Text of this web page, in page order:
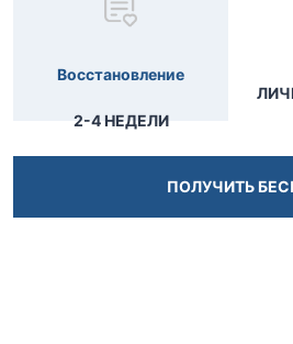
Восстановление
2-4 НЕДЕЛИ
ПОЛУЧИТЬ